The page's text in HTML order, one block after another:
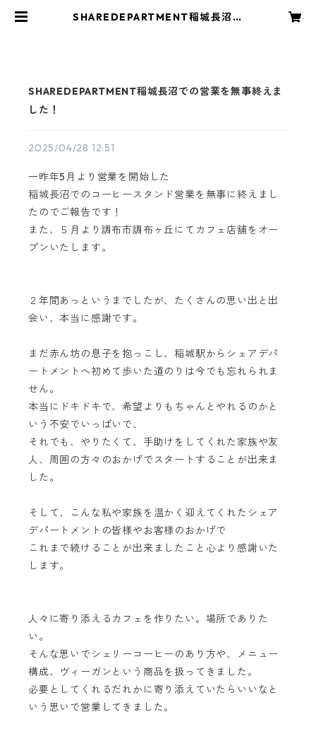
SHAREDEPARTMENT稲城長沼で
SHAREDEPARTMENT稲城長沼での営業を無事終えま
した！
2025/04/28 12:51
一昨年5月より営業を開始した
稲城長沼でのコーヒースタンド営業を無事に終えまし
たのでご報告です！
また、５月より調布市調布ヶ丘にてカフェ店舗をオー
プンいたします。
２年間あっというまでしたが、たくさんの思い出と出
会い、本当に感謝です。
まだ赤ん坊の息子を抱っこし、稲城駅からシェアデパ
ートメントへ初めて歩いた道のりは今でも忘れられま
せん。
本当にドキドキで、希望よりもちゃんとやれるのかと
いう不安でいっぱいで、
それでも、やりたくて、手助けをしてくれた家族や友
人、周囲の方々のおかげでスタートすることが出来ま
した。
そして、こんな私や家族を温かく迎えてくれたシェア
デパートメントの皆様やお客様のおかげで
これまで続けることが出来ましたこと心より感謝いた
します。
人々に寄り添えるカフェを作りたい。場所でありた
い。
そんな思いでシェリーコーヒーのあり方や、メニュー
構成、ヴィーガンという商品を扱ってきました。
必要としてくれるだれかに寄り添えていたらいいなと
いう思いで営業してきました。